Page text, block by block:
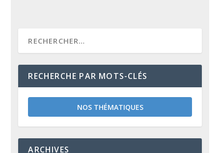
RECHERCHE PAR MOTS-CLÉS
NOS THÉMATIQUES
ARCHIVES